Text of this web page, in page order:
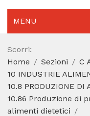
MENU
AGGIORNAMENTO
SEZIONI
CODICE ATECO A
REGIME
Scorri:
Home
Sezioni
C
10 INDUSTRIE
10.8 PRODUZIONE DI
10.86 Produzione di
alimenti dietetici